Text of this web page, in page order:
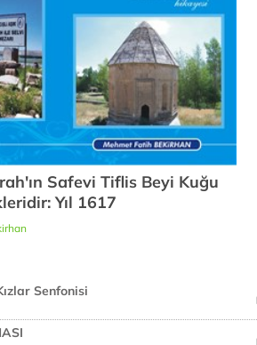
Safevi Tiflis Beyi Kuğu
Yıl 1617
Senfonisi